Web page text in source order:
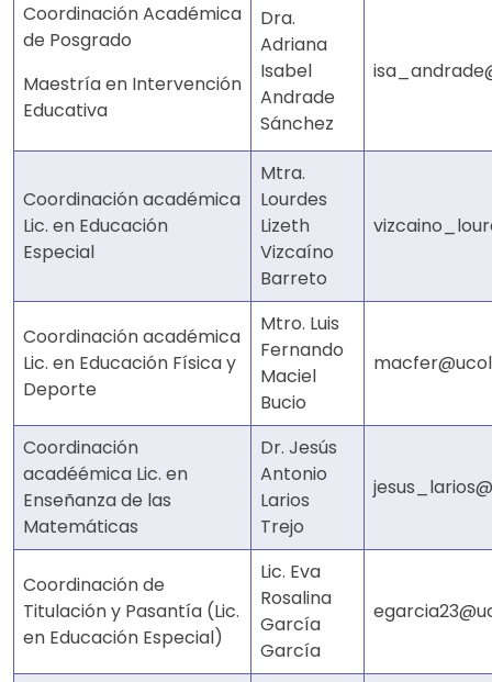
Coordinación Académica
de Posgrado
Maestría en Intervención
Educativa
Dra.
Adriana
Isabel
Andrade
Sánchez
Coordinación académica
Lic. en Educación
Especial
Mtra.
Lourdes
Lizeth
Vizcaíno
Barreto
Coordinación académica
Lic. en Educación Física y
Deporte
Mtro. Luis
Fernando
Maciel
Bucio
Coordinación
acadéémica Lic. en
Enseñanza de las
Matemáticas
Dr. Jesús
Antonio
Larios
Trejo
Coordinación de
Titulación y Pasantía (Lic.
en Educación Especial)
Lic. Eva
Rosalina
García
García